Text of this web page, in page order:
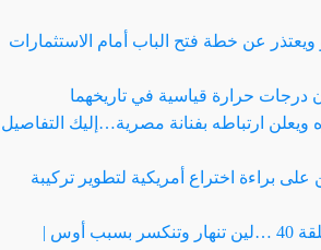
ويعتذر عن خطة فتح الباب أمام الاستثمارات
درجات حرارة قياسية في تاريخهما
ارتباطه بفنانة مصرية…إليك التفاصيل
براءة اختراع أمريكية لتطوير تركيبة
مسلسل حب ع ورق الحلقة 40 …لين تنهار وتنكسر بسبب أوس |